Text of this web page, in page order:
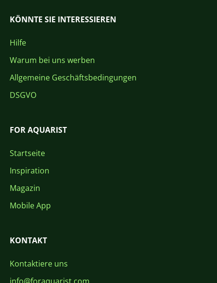
KÖNNTE SIE INTERESSIEREN
Hilfe
Warum bei uns werben
Allgemeine Geschäftsbedingungen
DSGVO
FOR AQUARIST
Startseite
Inspiration
Magazin
Mobile App
KONTAKT
Kontaktiere uns